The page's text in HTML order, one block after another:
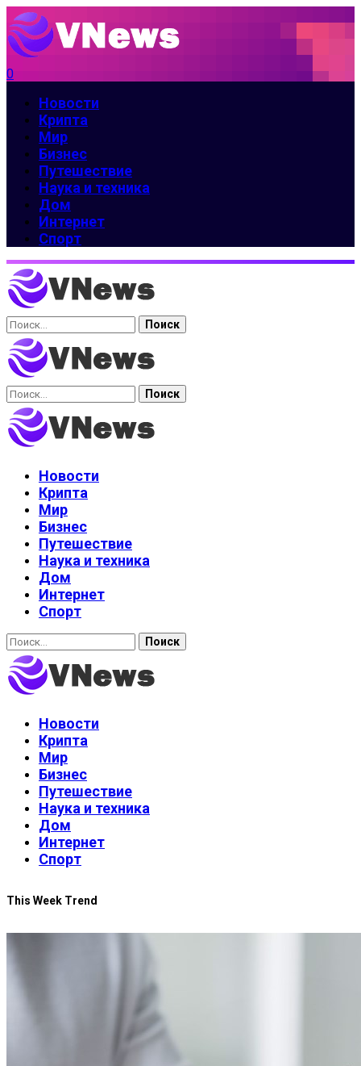
0
Новости
Крипта
Мир
Бизнес
Путешествие
Наука и техника
Дом
Интернет
Спорт
Найти:
Найти:
Новости
Крипта
Мир
Бизнес
Путешествие
Наука и техника
Дом
Интернет
Спорт
Найти:
Новости
Крипта
Мир
Бизнес
Путешествие
Наука и техника
Дом
Интернет
Спорт
This Week Trend